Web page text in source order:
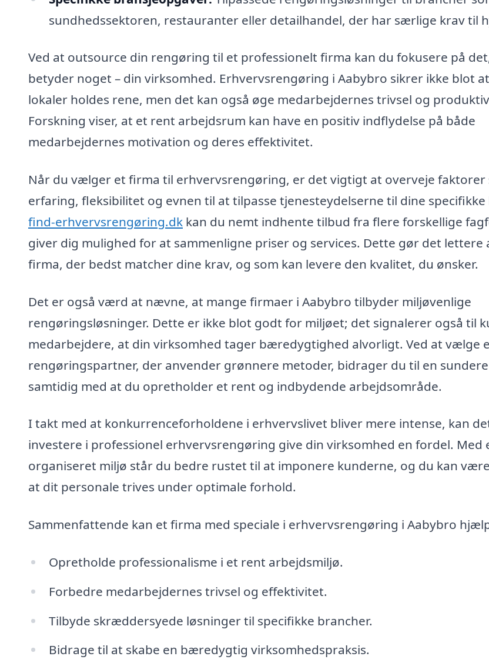
sundhedssektoren, restauranter eller detailhandel, der har særlige krav til
Ved at outsource din rengøring til et professionelt firma kan du fokusere på
betyder noget – din virksomhed. Erhvervsrengøring i Aabybro sikrer ikke blot
lokaler holdes rene, men det kan også øge medarbejdernes trivsel og
Forskning viser, at et rent arbejdsrum kan have en positiv indflydelse på både
medarbejdernes motivation og deres effektivitet.
Når du vælger et firma til erhvervsrengøring, er det vigtigt at overveje faktorer
erfaring, fleksibilitet og evnen til at tilpasse tjenesteydelserne til dine specifikke
find-erhvervsrengøring.dk kan du nemt indhente tilbud fra flere forskellige
giver dig mulighed for at sammenligne priser og services. Dette gør det lettere
firma, der bedst matcher dine krav, og som kan levere den kvalitet, du ønsker.
Det er også værd at nævne, at mange firmaer i Aabybro tilbyder miljøvenlige
rengøringsløsninger. Dette er ikke blot godt for miljøet; det signalerer også til
medarbejdere, at din virksomhed tager bæredygtighed alvorligt. Ved at vælge
rengøringspartner, der anvender grønnere metoder, bidrager du til en
samtidig med at du opretholder et rent og indbydende arbejdsområde.
I takt med at konkurrenceforholdene i erhvervslivet bliver mere intense, kan
investere i professionel erhvervsrengøring give din virksomhed en fordel. Med
organiseret miljø står du bedre rustet til at imponere kunderne, og du kan
at dit personale trives under optimale forhold.
Sammenfattende kan et firma med speciale i erhvervsrengøring i Aabybro
Opretholde professionalisme i et rent arbejdsmiljø.
Forbedre medarbejdernes trivsel og effektivitet.
Tilbyde skræddersyede løsninger til specifikke brancher.
Bidrage til at skabe en bæredygtig virksomhedspraksis.